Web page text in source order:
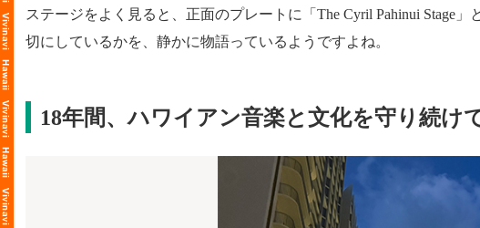
ステージをよく見ると、正面のプレートに「The Cyril Pahinui Stage
切にしているかを、静かに物語っているようですよね。
18年間、ハワイアン音楽と文化を守り続け